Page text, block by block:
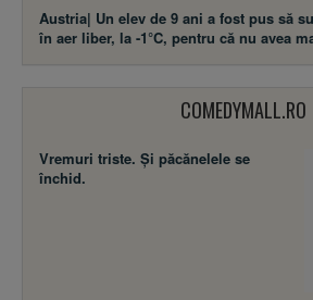
Austria| Un elev de 9 ani a fost pus să
în aer liber, la -1°C, pentru că nu avea
COMEDYMALL.RO
Vremuri triste. Şi păcănelele se
închid.